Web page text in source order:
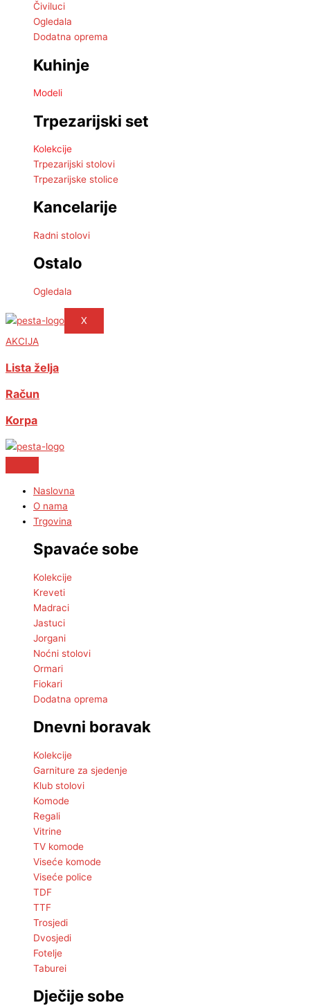
Čiviluci
Ogledala
Dodatna oprema
Kuhinje
Modeli
Trpezarijski set
Kolekcije
Trpezarijski stolovi
Trpezarijske stolice
Kancelarije
Radni stolovi
Ostalo
Ogledala
X
AKCIJA
Lista želja
Račun
Korpa
Naslovna
O nama
Trgovina
Spavaće sobe
Kolekcije
Kreveti
Madraci
Jastuci
Jorgani
Noćni stolovi
Ormari
Fiokari
Dodatna oprema
Dnevni boravak
Kolekcije
Garniture za sjedenje
Klub stolovi
Komode
Regali
Vitrine
TV komode
Viseće komode
Viseće police
TDF
TTF
Trosjedi
Dvosjedi
Fotelje
Taburei
Dječije sobe